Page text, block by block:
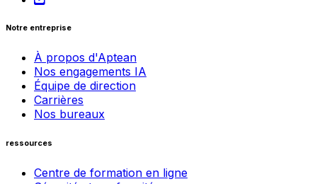
Notre entreprise
À propos d'Aptean
Nos engagements IA
Équipe de direction
Carrières
Nos bureaux
ressources
Centre de formation en ligne